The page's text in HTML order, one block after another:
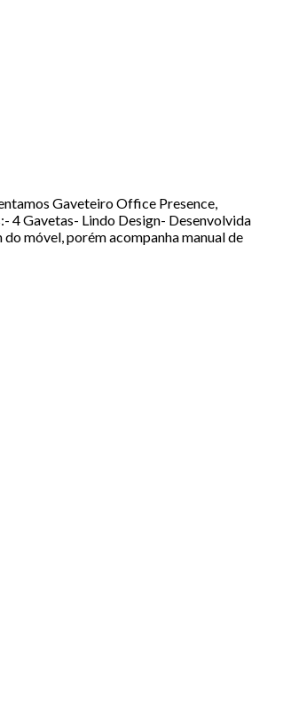
Gaveteiro Office Presence,
4 Gavetas- Lindo Design- Desenvolvida
móvel, porém acompanha manual de